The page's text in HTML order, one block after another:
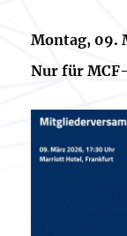
Montag, 09.
Nur für